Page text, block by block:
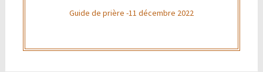
Guide de prière -11 décembre 2022